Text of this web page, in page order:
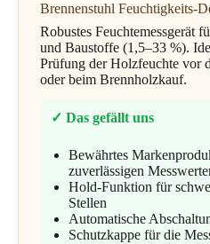
Brennenstuhl Feuchtigkeits-
Robustes Feuchtemessgerät
und Baustoffe (1,5–33 %).
Prüfung der Holzfeuchte vor
oder beim Brennholzkauf.
✓ Das gefällt uns
Bewährtes
zuverlässigen
Hold-Funktion für
Stellen
Automatische
Schutzkappe für die